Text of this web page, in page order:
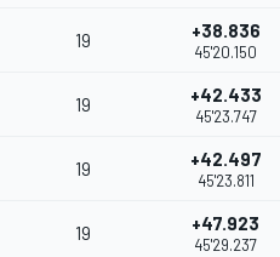
19 +38.836
45'20.150
19 +42.433
45'23.747
19 +42.497
45'23.811
19 +47.923
45'29.237